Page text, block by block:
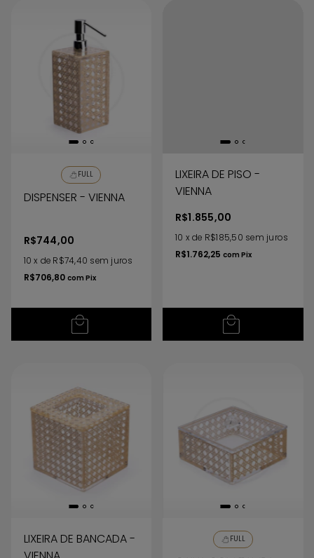
FULL
DISPENSER - VIENNA
R$744,00
10 x de R$74,40 sem juros
R$706,80 com Pix
LIXEIRA DE PISO -
VIENNA
R$1.855,00
10 xde R$185,50 sem juros
R$1.762,25 com Pix
LIXEIRA DE BANCADA -
FULL